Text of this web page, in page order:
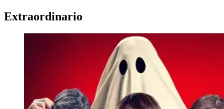
Extraordinario